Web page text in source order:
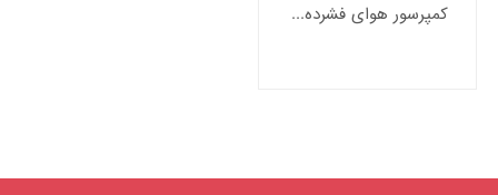
کمپرسور هوای فشرده برند گلوبال